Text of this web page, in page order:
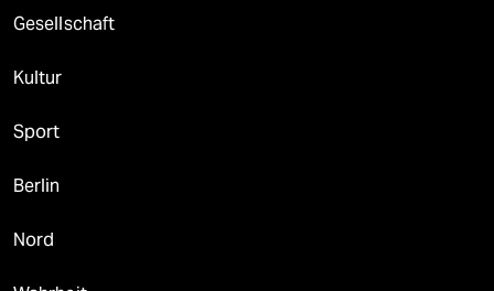
Gesellschaft
Kultur
Sport
Berlin
Nord